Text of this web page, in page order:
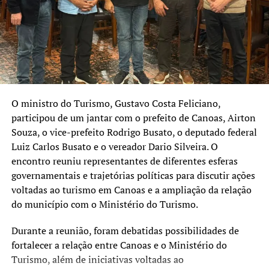
coordenação da campanha
ao Palácio Piratini, o que
vai exigir que eu me afaste
das minhas funções na
Secretaria Municipal de
Relações Institucionais do
governo canoense”,
declarou.
Rossano também agradeceu ao prefeito, ao vice-prefeito
Rodrigo Busato, secretários municipais, vereadores da
base aliada e demais integrantes da administração
municipal pelo período em que esteve na gestão.
A Prefeitura de Canoas ainda não informou oficialmente
O ministro do Turismo,Gustavo Costa Feliciano,
participou de um jantar com o prefeito de Canoas,Airton
Souza, o vice-prefeitoRodrigo Busato, o deputado federal
Luiz Carlos Busatoe o vereadorDario Silveira. O
encontro reuniu representantes de diferentes esferas
governamentais e trajetórias políticas para discutir ações
voltadas ao turismo em Canoas e a ampliação da relação
do município com o Ministério do Turismo.
Durante a reunião, foram debatidas possibilidades de
fortalecer a relação entre Canoas e o Ministério do
Turismo, além de iniciativas voltadas ao